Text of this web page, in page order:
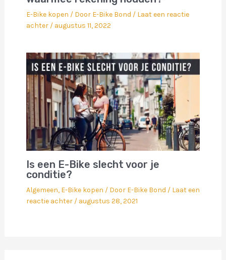
E-Bike kopen / Door E-Bike Bond / Laat een reactie
achter / augustus 11, 2022
Is een E-Bike slecht voor je
conditie?
Algemeen, E-Bike kopen / Door E-Bike Bond / Laat een
reactie achter / augustus 28, 2021